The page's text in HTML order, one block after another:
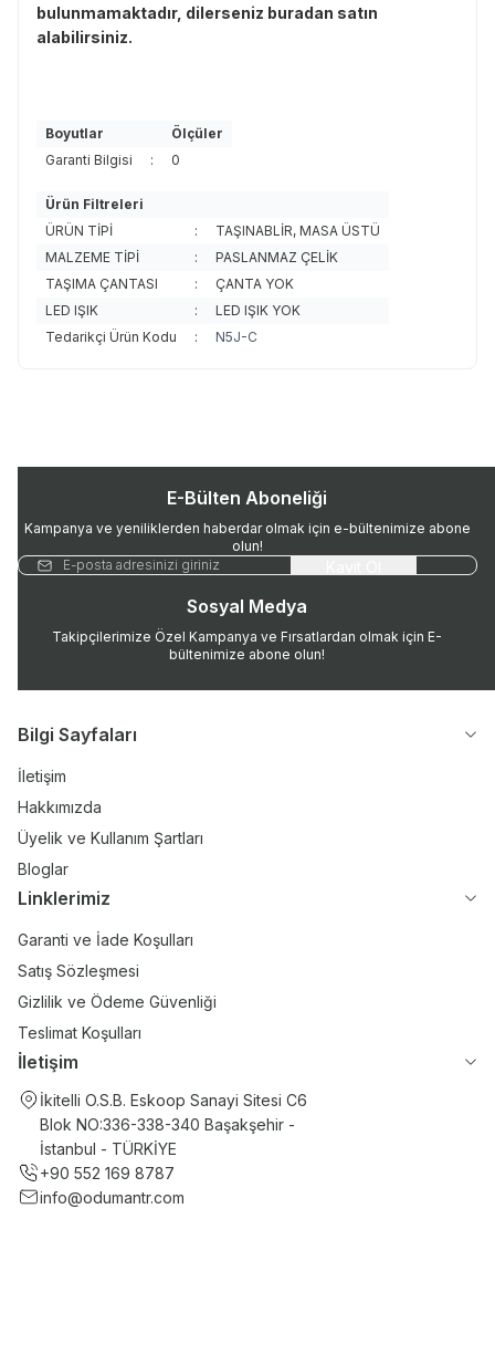
bulunmamaktadır, dilerseniz buradan satın
alabilirsiniz.
Boyutlar
Ölçüler
Garanti Bilgisi
: 0
Ürün Filtreleri
ÜRÜN TİPİ
:
TAŞINABLİR, MASA ÜSTÜ
MALZEME TİPİ
:
PASLANMAZ ÇELİK
TAŞIMA ÇANTASI
:
ÇANTA YOK
LED IŞIK
:
LED IŞIK YOK
Tedarikçi Ürün Kodu
: N5J-C
E-Bülten Aboneliği
Kampanya ve yeniliklerden haberdar olmak için e-bültenimize abone
olun!
Sosyal Medya
Takipçilerimize Özel Kampanya ve Fırsatlardan olmak için E-
bültenimize abone olun!
Bilgi Sayfaları
İletişim
Hakkımızda
Üyelik ve Kullanım Şartları
Bloglar
Linklerimiz
Garanti ve İade Koşulları
Satış Sözleşmesi
Gizlilik ve Ödeme Güvenliği
Teslimat Koşulları
İletişim
İkitelli O.S.B. Eskoop Sanayi Sitesi C6
Blok NO:336-338-340 Başakşehir -
İstanbul - TÜRKİYE
+90 552 169 8787
info@odumantr.com